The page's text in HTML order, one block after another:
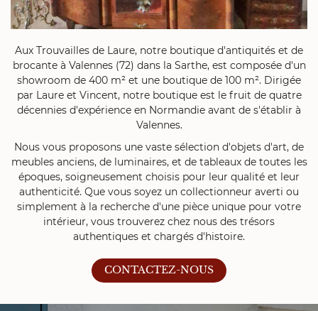
Aux Trouvailles de Laure, notre boutique d'antiquités et de
brocante à Valennes (72) dans la Sarthe, est composée d'un
showroom de 400 m² et une boutique de 100 m². Dirigée
par Laure et Vincent, notre boutique est le fruit de quatre
décennies d'expérience en Normandie avant de s'établir à
Valennes.
Nous vous proposons une vaste sélection d'objets d'art, de
meubles anciens, de luminaires, et de tableaux de toutes les
époques, soigneusement choisis pour leur qualité et leur
authenticité. Que vous soyez un collectionneur averti ou
simplement à la recherche d'une pièce unique pour votre
intérieur, vous trouverez chez nous des trésors
authentiques et chargés d'histoire.
CONTACTEZ-NOUS